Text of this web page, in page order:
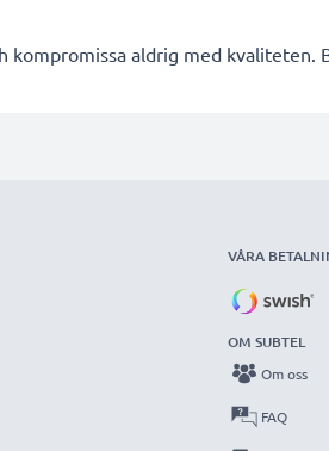
kompromissa aldrig med kvaliteten.
VÅRA
OM SUBTEL
Om oss
FAQ